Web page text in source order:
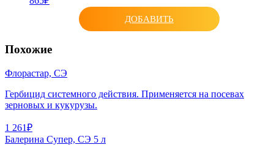
ДОБАВИТЬ
Похожие
Флорастар, СЭ
Гербицид системного действия. Применяется на посевах
зерновых и кукурузы.
1 261₽
Балерина Супер, СЭ 5 л